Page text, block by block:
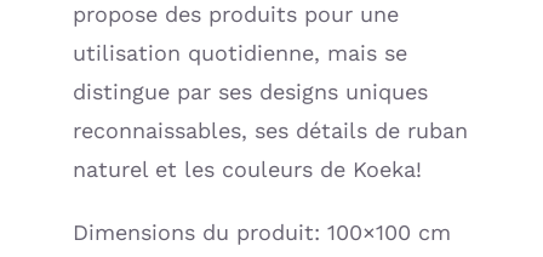
propose des produits pour une
utilisation quotidienne, mais se
distingue par ses designs uniques
reconnaissables, ses détails de ruban
naturel et les couleurs de Koeka!
Dimensions du produit: 100×100 cm